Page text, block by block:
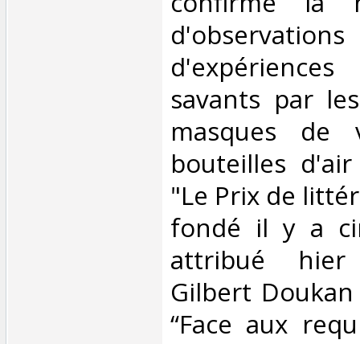
savants par
masques
bouteilles
"Le Prix de
fondé il y a
attribué
Gilbert
“Face aux